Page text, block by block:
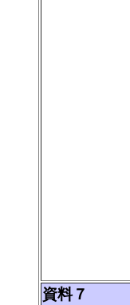
資料７